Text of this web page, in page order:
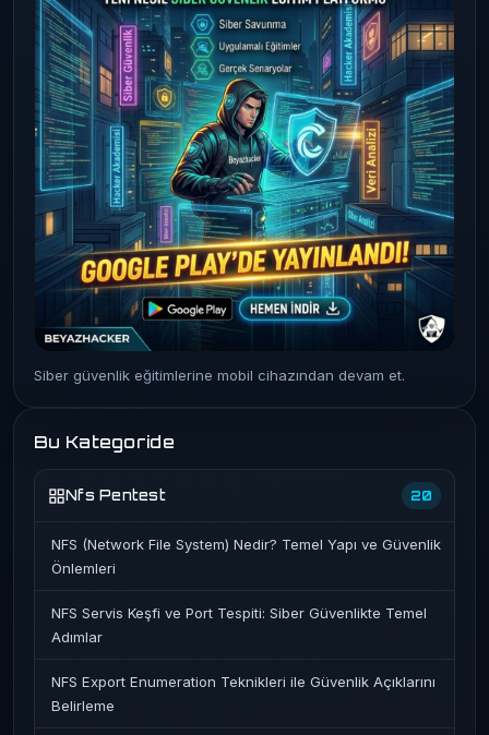
Siber güvenlik eğitimlerine mobil cihazından devam et.
Bu Kategoride
Nfs Pentest 20
NFS (Network File System) Nedir? Temel Yapı ve Güvenlik
Önlemleri
NFS Servis Keşfi ve Port Tespiti: Siber Güvenlikte Temel
Adımlar
NFS Export Enumeration Teknikleri ile Güvenlik Açıklarını
Belirleme